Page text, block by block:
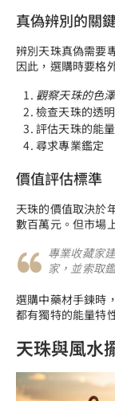
真偽辨別的關
辨別天珠真偽需要
因此，選購時要格
觀察天珠的色
檢查天珠的透
評估天珠的能
尋求專業鑑定
價值評估標準
天珠的價值取決於
數百萬元。但市場
專業收藏家
家，並索取
選購中藥材手鍊時
都有獨特的能量特
天珠與風水